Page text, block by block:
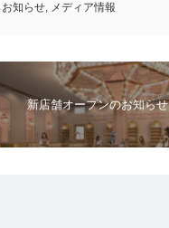
お知らせ, メディア情報
新店舗オープンのお知らせ